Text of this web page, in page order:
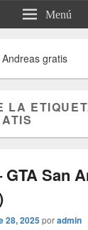
Menú
Andreas gratis
LA
San
28, 2025poradmin